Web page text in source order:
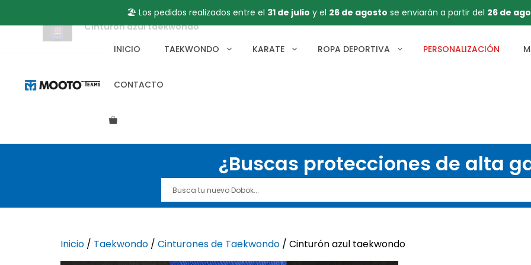
🏖️ Los pedidos realizados entre el 31 de julio y el 26 de agosto se enviarán a partir del 26 de
INICIO TAEKWONDO KARATE ROPA DEPORTIVA PERSONALIZACIÓN
CONTACTO
¿Buscas protecciones de alta
Inicio / Taekwondo / Cinturones de Taekwondo / Cinturón azul taekwondo
Cinturón azul taekwondo